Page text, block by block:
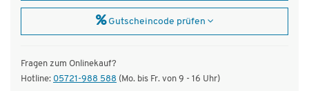
Gutscheincode prüfen
Fragen zum Onlinekauf?
Hotline: 05721-988 588 (Mo. bis Fr. von 9 - 16 Uhr)